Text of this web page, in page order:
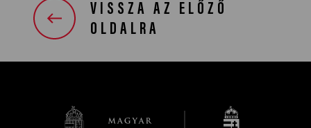
VISSZA AZ ELŐZŐ
OLDALRA